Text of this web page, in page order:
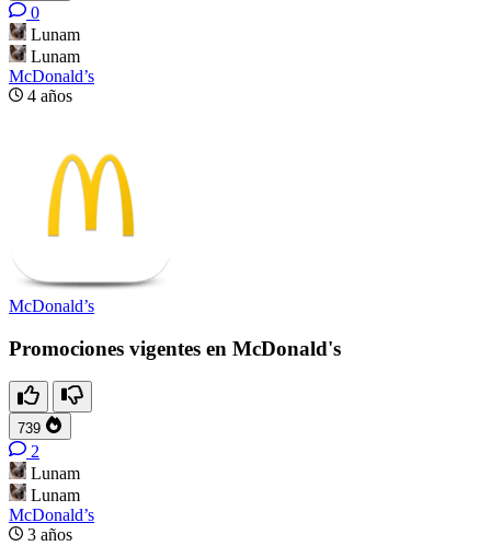
0
Lunam
Lunam
McDonald’s
4 años
McDonald’s
Promociones vigentes en McDonald's
739
2
Lunam
Lunam
McDonald’s
3 años